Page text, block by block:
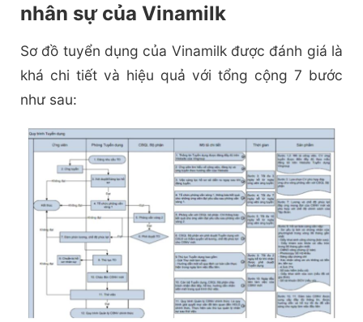
nhân sự của Vinamilk
Sơ đồ tuyển dụng của Vinamilk được đánh giá là
khá chi tiết và hiệu quả với tổng cộng 7 bước
như sau: